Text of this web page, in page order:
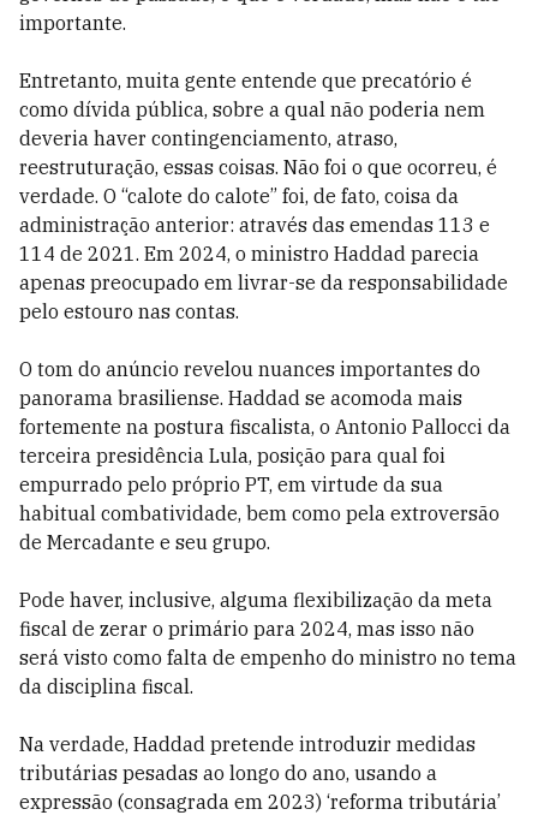
importante.
Entretanto, muita gente entende que precatório é
como dívida pública, sobre a qual não poderia nem
deveria haver contingenciamento, atraso,
reestruturação, essas coisas. Não foi o que ocorreu, é
verdade. O “calote do calote” foi, de fato, coisa da
administração anterior: através das emendas 113 e
114 de 2021. Em 2024, o ministro Haddad parecia
apenas preocupado em livrar-se da responsabilidade
pelo estouro nas contas.
O tom do anúncio revelou nuances importantes do
panorama brasiliense. Haddad se acomoda mais
fortemente na postura fiscalista, o Antonio Pallocci da
terceira presidência Lula, posição para qual foi
empurrado pelo próprio PT, em virtude da sua
habitual combatividade, bem como pela extroversão
de Mercadante e seu grupo.
Pode haver, inclusive, alguma flexibilização da meta
fiscal de zerar o primário para 2024, mas isso não
será visto como falta de empenho do ministro no tema
da disciplina fiscal.
Na verdade, Haddad pretende introduzir medidas
tributárias pesadas ao longo do ano, usando a
expressão (consagrada em 2023) ‘reforma tributária’